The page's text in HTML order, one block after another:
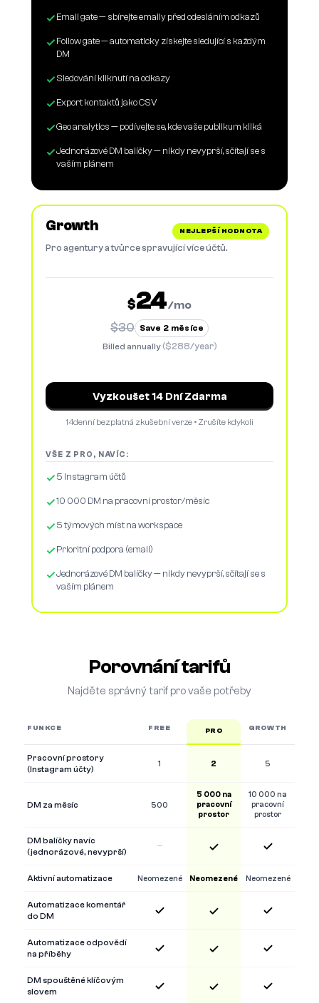
Email gate — sbírejte emaily před odesláním odkazů
Follow gate — automaticky získejte sledující s každým
DM
Sledování kliknutí na odkazy
Export kontaktů jako CSV
Geo analytics — podívejte se, kde vaše publikum kliká
Jednorázové DM balíčky — nikdy nevyprší, sčítají se s
vaším plánem
NEJLEPŠÍ HODNOTA
Growth
Pro agentury a tvůrce spravující více účtů.
$24/mo
$30
Save 2 měsíce
Billed annually($288/year)
Vyzkoušet 14 Dní Zdarma
14denní bezplatná zkušební verze • Zrušíte kdykoli
VŠE Z PRO, NAVÍC:
5 Instagram účtů
10 000 DM na pracovní prostor/měsíc
5 týmových míst na workspace
Prioritní podpora (email)
Jednorázové DM balíčky — nikdy nevyprší, sčítají se s
vaším plánem
Porovnání tarifů
Najděte správný tarif pro vaše potřeby
Porovnání tarifů
FUNKCE FREE PRO GROWTH
Pracovní prostory
(Instagram účty)
1 2 5
DM za měsíc 500
5 000 na
pracovní
prostor
10 000 na
pracovní
prostor
DM balíčky navíc
(jednorázové, nevyprší)
–
Aktivní automatizace Neomezené Neomezené Neomezené
Automatizace komentář
do DM
Automatizace odpovědí
na příběhy
DM spouštěné klíčovým
slovem